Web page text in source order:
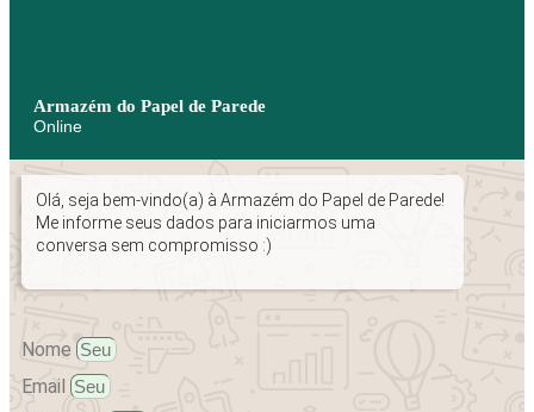
Armazém do Papel de Parede
Online
Olá, seja bem-vindo(a) à Armazém do Papel de Parede!
Me informe seus dados para iniciarmos uma
conversa sem compromisso :)
Nome
Email